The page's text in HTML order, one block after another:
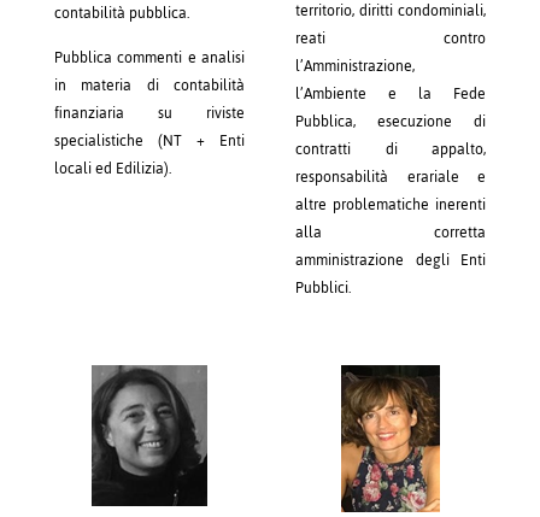
contabilità pubblica.
Pubblica commenti e analisi
in materia di contabilità
finanziaria su riviste
specialistiche (NT + Enti
locali ed Edilizia).
territorio, diritti condominiali,
reati contro
l’Amministrazione,
l’Ambiente e la Fede
Pubblica, esecuzione di
contratti di appalto,
responsabilità erariale e
altre problematiche inerenti
alla corretta
amministrazione degli Enti
Pubblici.